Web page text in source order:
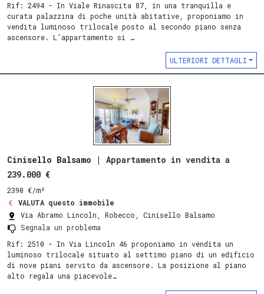
Rif: 2494 - In Viale Rinascita 87, in una tranquilla e
curata palazzina di poche unità abitative, proponiamo in
vendita luminoso trilocale posto al secondo piano senza
ascensore. L'appartamento si …
ULTERIORI DETTAGLI
Cinisello Balsamo | Appartamento in vendita a
239.000 €
2390 €/m²
VALUTA questo immobile
Via Abramo Lincoln, Robecco, Cinisello Balsamo
Segnala un problema
Rif: 2510 - In Via Lincoln 46 proponiamo in vendita un
luminoso trilocale situato al settimo piano di un edificio
di nove piani servito da ascensore. La posizione al piano
alto regala una piacevole…